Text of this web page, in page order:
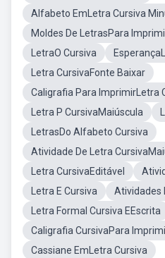
Alfabeto EmLetra Cursiva
Moldes De LetrasPara
LetraO Cursiva
Letra CursivaFonte Baixar
Caligrafia Para ImprimirLetra
Letra P CursivaMaiúscula
LetrasDo Alfabeto Cursiva
Atividade De Letra
Letra CursivaEditável
Letra E Cursiva
Atividades
Letra Formal Cursiva EEscrita
Caligrafia CursivaPara
Cassiane EmLetra Cursiva